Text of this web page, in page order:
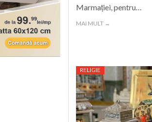
Marmației, pentru…
MAI MULT →
RELIGIE